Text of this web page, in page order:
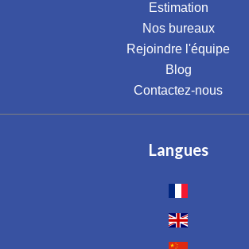
Estimation
Nos bureaux
Rejoindre l'équipe
Blog
Contactez-nous
Langues